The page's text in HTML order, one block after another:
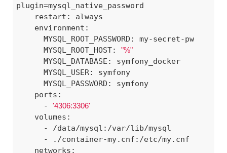
plugin=mysql_native_password
      MYSQL_ROOT_PASSWORD: my-secret-pw
      MYSQL_ROOT_HOST:
"%"
      MYSQL_DATABASE: symfony_docker
      MYSQL_USER: symfony
      MYSQL_PASSWORD: symfony
      -
'4306:3306'